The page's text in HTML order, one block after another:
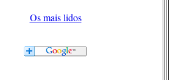
Os mais lidos